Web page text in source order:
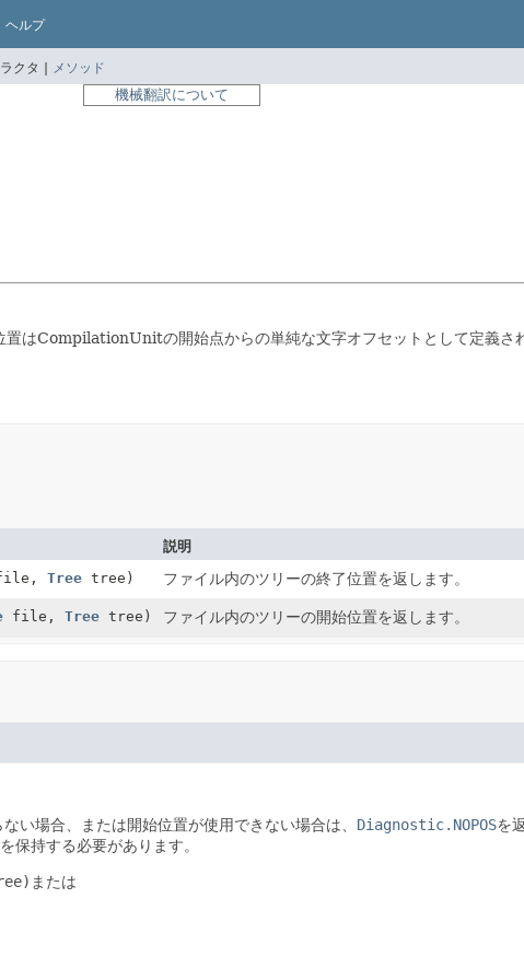
ヘルプ
クタ | メソッド
機械翻訳について
置はCompilationUnitの開始点からの単純な文字オフセットとして定義さ
説明
Treetree) ファイル内のツリーの終了位置を返します。
file, Treetree) ファイル内のツリーの開始位置を返します。
い場合、または開始位置が使用できない場合は、 Diagnostic.NOPOSを
保持する必要があります。
または